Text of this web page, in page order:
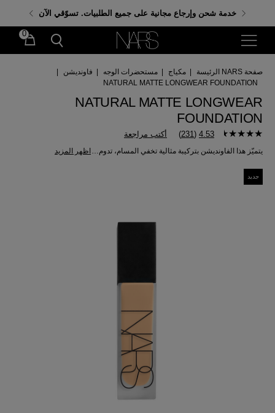
احصلي على هدايا مجانية عند إنفاق 350 ر.س. باستخدام
الكود: GIFTS
خدمة شحن وإرجاع مجانية على جميع الطلبيات. تسوّقي الآن
0
صفحة NARS الرئيسة مكياج مستحضرات الوجه فاونديشن
NATURAL MATTE LONGWEAR FOUNDATION
NATURAL MATTE LONGWEAR
FOUNDATION
4.53
(
231
) أكتب مراجعة
يتميّز هذا الفاونديشن بتركيبة مثالية تخفي المسام، تدوم 24 ساعة* بلمسة نهائية غير لامعة توفّر تغطية متوسّطة إلى كاملة. اظهر المزيد
جديد